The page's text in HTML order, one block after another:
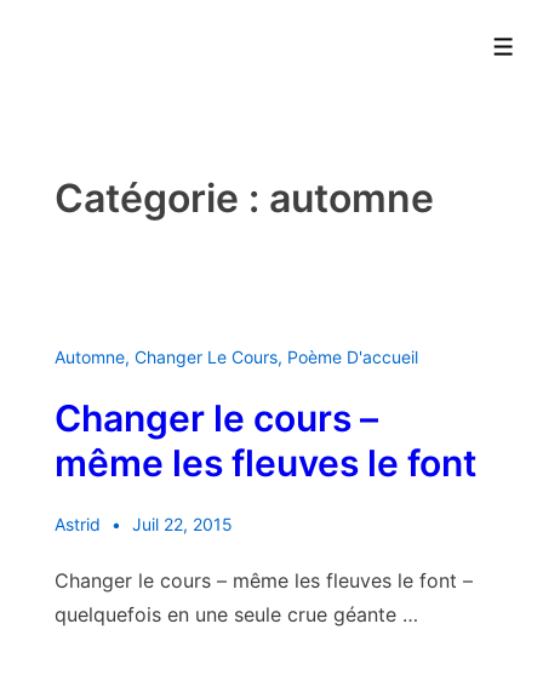
Catégorie : automne
Automne, Changer Le Cours, Poème D'accueil
Changer le cours –
même les fleuves le font
Astrid Juil 22, 2015
Changer le cours – même les fleuves le font –
quelquefois en une seule crue géante …